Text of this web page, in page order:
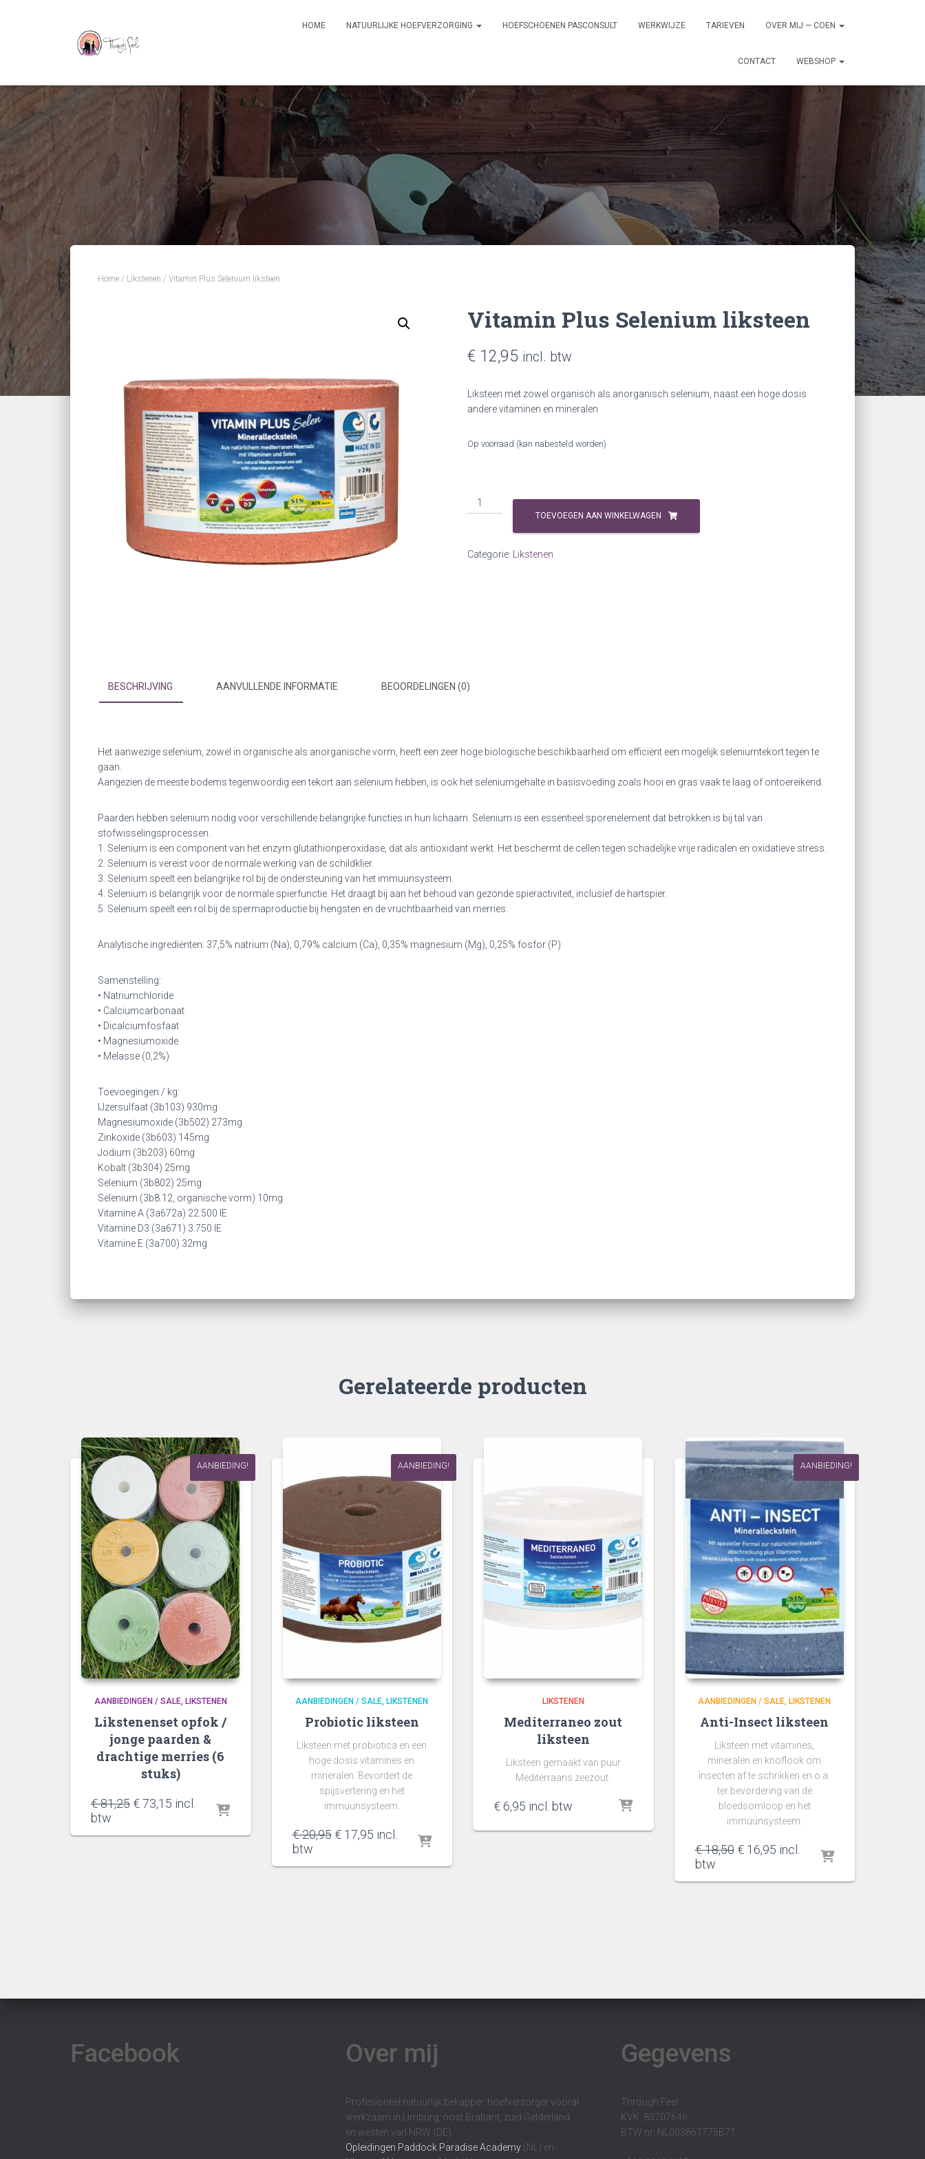
HOME NATUURLIJKE HOEFVERZORGING HOEFSCHOENEN PASCONSULT WERKWIJZE TARIEVEN OVER MIJ — COEN
CONTACT WEBSHOP
Home / Likstenen / Vitamin Plus Selenium liksteen
Vitamin Plus Selenium liksteen
€ 12,95 incl. btw
Liksteen met zowel organisch als anorganisch selenium, naast een hoge dosis
andere vitaminen en mineralen
Op voorraad (kan nabesteld worden)
Vitamin
Plus
aantal
TOEVOEGEN AAN WINKELWAGEN
Categorie: Likstenen
BESCHRIJVING AANVULLENDE INFORMATIE BEOORDELINGEN (0)
Het aanwezige selenium, zowel in organische als anorganische vorm, heeft een zeer hoge biologische beschikbaarheid om efficiënt een mogelijk seleniumtekort tegen te
gaan.
Aangezien de meeste bodems tegenwoordig een tekort aan selenium hebben, is ook het seleniumgehalte in basisvoeding zoals hooi en gras vaak te laag of ontoereikend.
Paarden hebben selenium nodig voor verschillende belangrijke functies in hun lichaam. Selenium is een essentieel sporenelement dat betrokken is bij tal van
stofwisselingsprocessen.
1. Selenium is een component van het enzym glutathionperoxidase, dat als antioxidant werkt. Het beschermt de cellen tegen schadelijke vrije radicalen en oxidatieve stress.
2. Selenium is vereist voor de normale werking van de schildklier.
3. Selenium speelt een belangrijke rol bij de ondersteuning van het immuunsysteem.
4. Selenium is belangrijk voor de normale spierfunctie. Het draagt bij aan het behoud van gezonde spieractiviteit, inclusief de hartspier.
5. Selenium speelt een rol bij de spermaproductie bij hengsten en de vruchtbaarheid van merries.
Analytische ingrediënten: 37,5% natrium (Na), 0,79% calcium (Ca), 0,35% magnesium (Mg), 0,25% fosfor (P)
Samenstelling:
• Natriumchloride
• Calciumcarbonaat
• Dicalciumfosfaat
• Magnesiumoxide
• Melasse (0,2%)
Toevoegingen / kg:
IJzersulfaat (3b103) 930mg
Magnesiumoxide (3b502) 273mg
Zinkoxide (3b603) 145mg
Jodium (3b203) 60mg
Kobalt (3b304) 25mg
Selenium (3b802) 25mg
Selenium (3b8.12, organische vorm) 10mg
Vitamine A (3a672a) 22.500 IE
Vitamine D3 (3a671) 3.750 IE
Vitamine E (3a700) 32mg
Gerelateerde producten
AANBIEDING!
AANBIEDINGEN / SALE LIKSTENEN
Likstenenset opfok /
jonge paarden &
drachtige merries (6
stuks)
€81,25 Oorspronkelijke
€73,15 Huidige
incl.
btw
AANBIEDING!
AANBIEDINGEN / SALE LIKSTENEN
Probiotic liksteen
Liksteen met probiotica en een
hoge dosis vitamines en
mineralen. Bevordert de
spijsvertering en het
immuunsysteem.
€20,95 Oorspronkelijke
€17,95Huidige
incl.
btw
LIKSTENEN
Mediterraneo zout
liksteen
Liksteen gemaakt van puur
Mediterraans zeezout.
€ 6,95 incl. btw
AANBIEDING!
AANBIEDINGEN / SALE LIKSTENEN
Anti-Insect liksteen
Liksteen met vitamines,
mineralen en knoflook om
insecten af te schrikken en o.a.
ter bevordering van de
bloedsomloop en het
immuunsysteem.
€18,50 Oorspronkelijke
€16,95Huidige
incl.
btw
Facebook Over mij
Profesioneel natuurlijk bekapper, hoefverzorger vooral
werkzaam in Limburg, oost Brabant, zuid Gelderland
en westen van NRW (DE).
Opleidingen Paddock Paradise Academy (NL) en
Gegevens
Through Feel
KVK: 83707646
BTW nr: NL003861775B71